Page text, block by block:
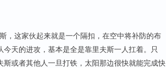
，这家伙起来就是一个隔扣，在空中将补防的布
天的进攻，基本是全是靠里夫斯一人扛着。只
或者其他人一旦打铁，太阳那边很快就能完成快